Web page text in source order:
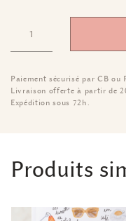
Paiement sécurisé par CB ou
Livraison offerte à partir de
Expédition sous 72h.
Produits